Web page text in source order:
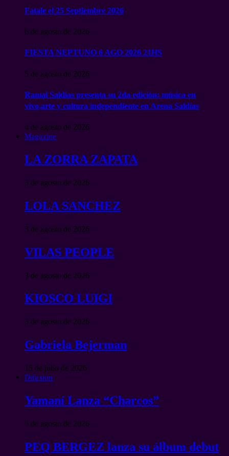
Fatale el 25 Septiembre 2026
6 de agosto de 2026
FIESTA NEPTUNO 6 AGO 2026 21HS
5 de agosto de 2026
Ramal Saldías presenta su 2da edición: música en
vivo,arte y cultura independiente en Arena Saldías
4 de agosto de 2026
Magazine
LA ZORRA ZAPATA
3 de agosto de 2026
LOLA SANCHEZ
3 de agosto de 2026
VILAS PEOPLE
3 de agosto de 2026
KIOSCO LUIGI
3 de agosto de 2026
Gabriela Bejerman
15 de julio de 2026
Difusion
Yamaní Lanza “Charcos”
5 de agosto de 2026
PEQ BERGEZ lanza su álbum debut